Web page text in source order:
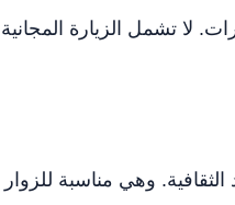
تشمل الزيارة المجانية
الثقافية. وهي مناسبة